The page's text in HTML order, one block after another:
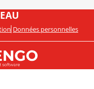
Données personnelles